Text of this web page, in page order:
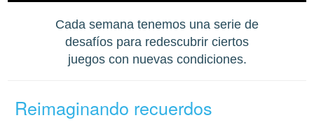
Cada semana tenemos una serie de
desafíos para redescubrir ciertos
juegos con nuevas condiciones.
Reimaginando recuerdos